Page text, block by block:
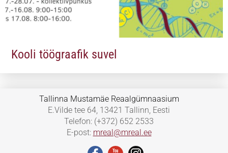
Kooli töögraafik suvel
Tallinna Mustamäe Reaalgümnaasium
E.Vilde tee 64, 13421 Tallinn, Eesti
Telefon: (+372) 652 2533
E-post: mreal@mreal.ee